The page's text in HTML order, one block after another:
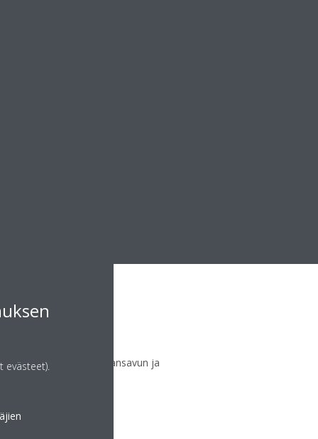
esimerkiksi tupakansavun ja
evästeet).